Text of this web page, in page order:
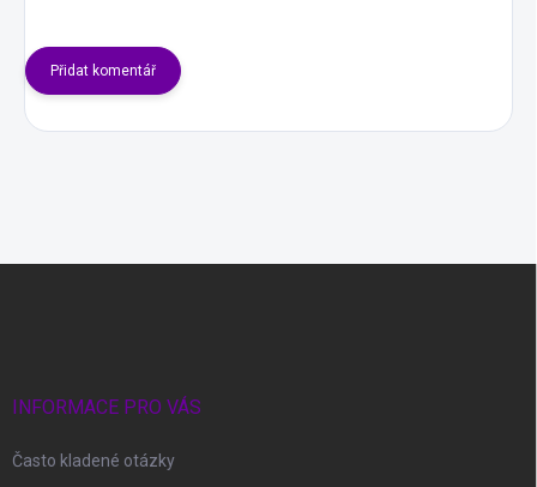
Přidat komentář
INFORMACE PRO VÁS
Často kladené otázky